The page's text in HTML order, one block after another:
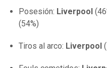
Posesión: Liverpool
(54%)
Tiros al arco: Liverpool